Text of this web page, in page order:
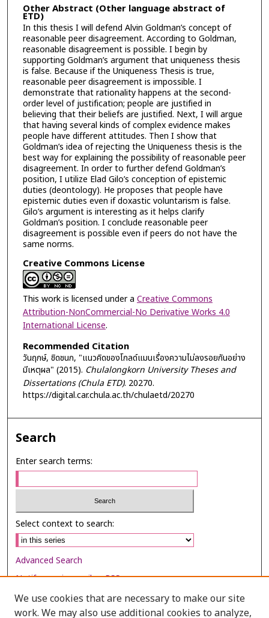
Other Abstract (Other language abstract of
ETD)
In this thesis I will defend Alvin Goldman’s concept of
reasonable peer disagreement. According to Goldman,
reasonable disagreement is possible. I begin by
supporting Goldman’s argument that uniqueness thesis
is false. Because if the Uniqueness Thesis is true,
reasonable peer disagreement is impossible. I
demonstrate that rationality happens at the second-
order level of justification; people are justified in
believing that their beliefs are justified. Next, I will argue
that having several kinds of complex evidence makes
people have different attitudes. Then I show that
Goldman’s idea of rejecting the Uniqueness thesis is the
best way for explaining the possibility of reasonable peer
disagreement. In order to further defend Goldman’s
position, I utilize Elad Gilo’s conception of epistemic
duties (deontology). He proposes that people have
epistemic duties even if doxastic voluntarism is false.
Gilo’s argument is interesting as it helps clarify
Goldman’s position. I conclude reasonable peer
disagreement is possible even if peers do not have the
same norms.
Creative Commons License
This work is licensed under a Creative Commons
Attribution-NonCommercial-No Derivative Works 4.0
International License.
Recommended Citation
วันฤกษ์, ชิดชนก, "แนวคิดของโกลด์แมนเรื่องความไม่ลงรอยกันอย่าง
มีเหตุผล" (2015). Chulalongkorn University Theses and
Dissertations (Chula ETD). 20270.
https://digital.car.chula.ac.th/chulaetd/20270
Search
Enter search terms:
Select context to search:
Advanced Search
Notify me via email orRSS
Browse
We use cookies that are necessary to make our site
work. We may also use additional cookies to analyze,